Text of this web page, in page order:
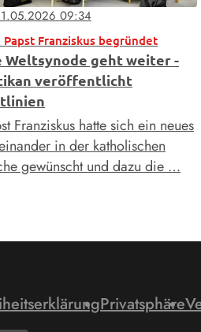
09:34
Papst Franziskus begründet
Weltsynode geht weiter -
veröffentlicht
Franziskus hatte sich ein neues
in der katholischen
gewünscht und dazu die …
Privatsphäre